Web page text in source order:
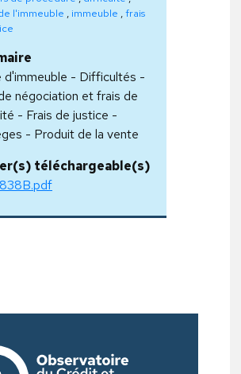
l'immeuble , immeuble ,frais
d'immeuble - Difficultés -
négociation et frais de
- Frais de justice -
- Produit de la vente
téléchargeable(s)